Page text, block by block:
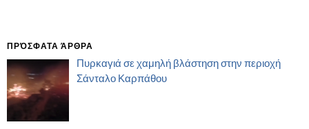
ΠΡΌΣΦΑΤΑ ΆΡΘΡΑ
Πυρκαγιά σε χαμηλή βλάστηση στην περιοχή
Σάνταλο Καρπάθου